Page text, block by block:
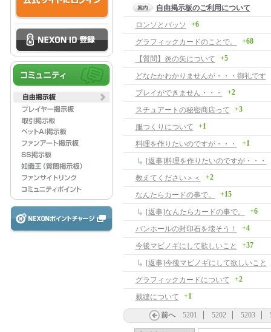
自由掲示板のご利用について
ロンソとバッソ
+6
グラフィックカードのことで。 +68
【質問】炎の矢について +5
どなたかわかりませんが・・・御礼です
プレイができません・・・ +2
スチュアートの秘密商店って +3
服つくりについて +1
料理を作りたいのですが・・・ +1
[返事]料理を作りたいのですが・・・
教えてください＞＜
+2
なんたらカードの事で。 +15
[返事]なんたらカードの事で。 +6
バンホールの封印石を壊そう！ +4
今後マビノギにして欲しいこと +37
[返事]今後マビノギにして欲しいこと
グラフィックカードについて
+2
裁縫について +1
前へ 5201 5202 5203